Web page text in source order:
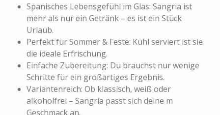
Spanisches Lebensgefühl im Glas: Sangria ist
mehr als nur ein Getränk – es ist ein Stück
Urlaub.
Perfekt für Sommer & Feste: Kühl serviert ist sie
die ideale Erfrischung.
Einfache Zubereitung: Du brauchst nur wenige
Schritte für ein großartiges Ergebnis.
Variantenreich: Ob klassisch, weiß oder
alkoholfrei – Sangria passt sich deine m
Geschmack an.